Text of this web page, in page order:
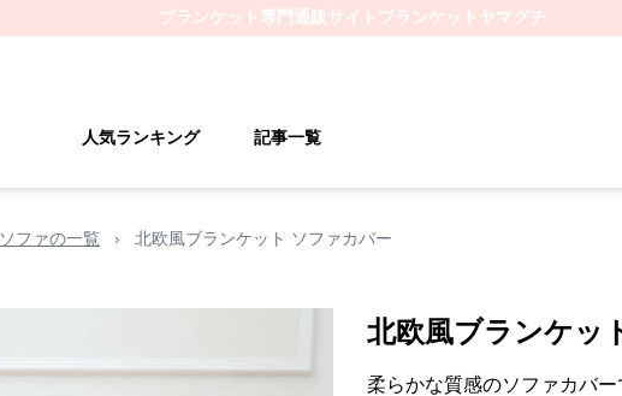
ブランケット 専門通販サイト ブランケットヤマグチ
人気ランキング 記事一覧
ソファの一覧 › 北欧風ブランケット ソファカバー
北欧風ブランケッ
柔らかな質感のソファカバ